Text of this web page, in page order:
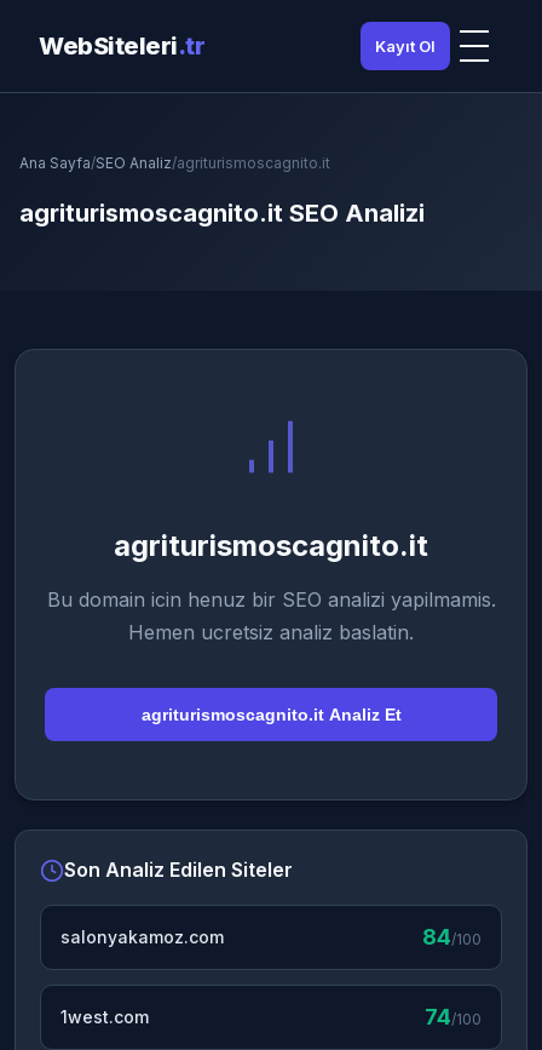
WebSiteleri.tr Kayıt Ol
Ana Sayfa/SEO Analiz/agriturismoscagnito.it
agriturismoscagnito.it SEO Analizi
agriturismoscagnito.it
Bu domain icin henuz bir SEO analizi yapilmamis.
Hemen ucretsiz analiz baslatin.
agriturismoscagnito.it Analiz Et
Son Analiz Edilen Siteler
salonyakamoz.com 84/100
1west.com 74/100